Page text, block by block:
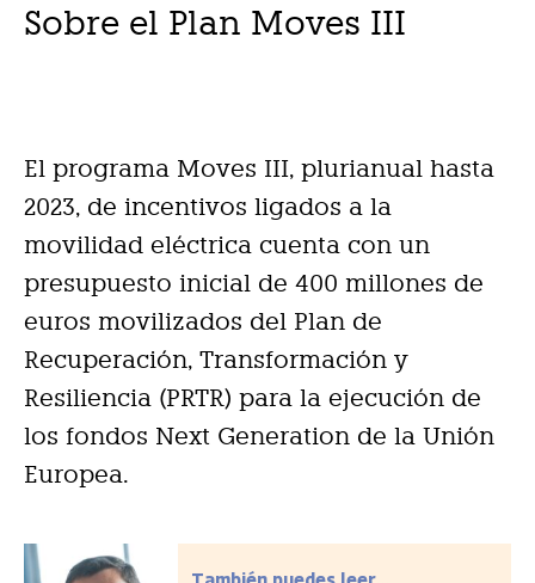
Sobre el Plan Moves III
El programa Moves III, plurianual hasta
2023, de incentivos ligados a la
movilidad eléctrica cuenta con un
presupuesto inicial de 400 millones de
euros movilizados del Plan de
Recuperación, Transformación y
Resiliencia (PRTR) para la ejecución de
los fondos Next Generation de la Unión
Europea.